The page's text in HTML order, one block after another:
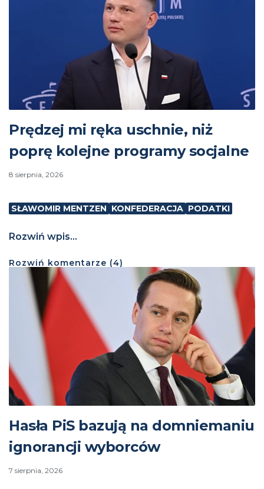
Prędzej mi ręka uschnie, niż
poprę kolejne programy socjalne
8 sierpnia, 2026
SŁAWOMIR MENTZEN KONFEDERACJA PODATKI
Rozwiń wpis...
Rozwiń komentarze (4)
Hasła PiS bazują na domniemaniu
ignorancji wyborców
7 sierpnia, 2026